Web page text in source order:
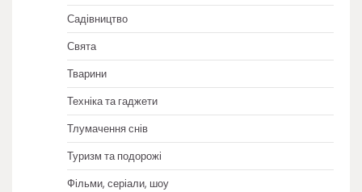
Садівництво
Свята
Тварини
Техніка та гаджети
Тлумачення снів
Туризм та подорожі
Фільми, серіали, шоу